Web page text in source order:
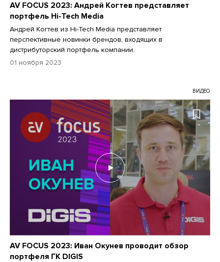
AV FOCUS 2023: Андрей Когтев представляет
портфель Hi-Tech Media
Андрей Когтев из Hi-Tech Media представляет
перспективные новинки брендов, входящих в
дистрибуторский портфель компании.
01 ноября 2023
ВИДЕО
AV FOCUS 2023: Иван Окунев проводит обзор
портфеля ГК DIGIS